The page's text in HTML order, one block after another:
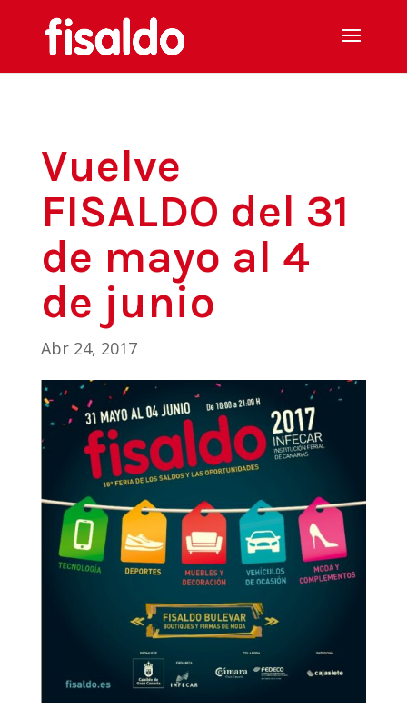
Vuelve
FISALDO del 31
de mayo al 4
de junio
Abr 24, 2017